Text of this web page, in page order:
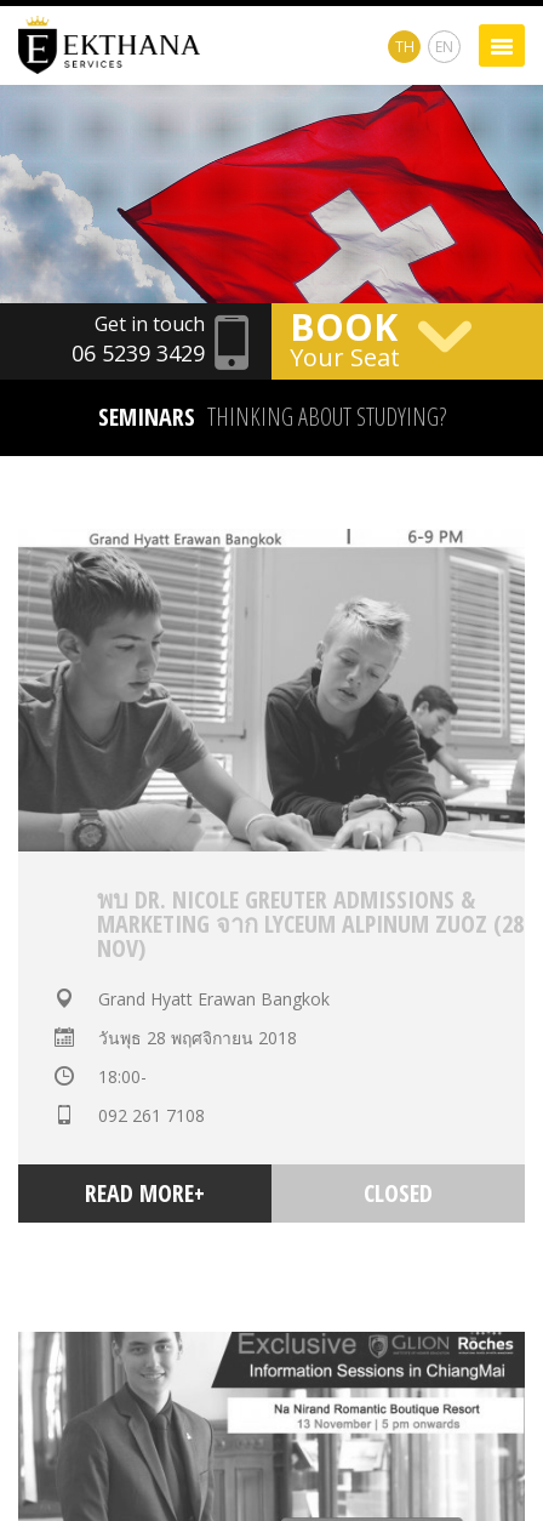
TH EN
Get in touch
06 5239 3429
BOOK
Your Seat
SEMINARS THINKING ABOUT STUDYING?
พบ DR. NICOLE GREUTER ADMISSIONS &
MARKETING จาก LYCEUM ALPINUM ZUOZ (28
NOV)
Grand Hyatt Erawan Bangkok
วันพุธ 28 พฤศจิกายน 2018
18:00-
092 261 7108
READ MORE+ CLOSED